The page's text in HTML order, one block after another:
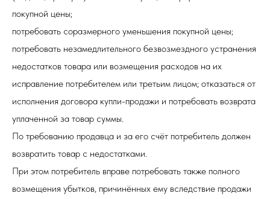
покупной цены;
потребовать соразмерного уменьшения покупной цены;
потребовать незамедлительного безвозмездного устранения
недостатков товара или возмещения расходов на их
исправление потребителем или третьим лицом; отказаться от
исполнения договора купли-продажи и потребовать возврата
уплаченной за товар суммы.
По требованию продавца и за его счёт потребитель должен
возвратить товар с недостатками.
При этом потребитель вправе потребовать также полного
возмещения убытков, причинённых ему вследствие продажи